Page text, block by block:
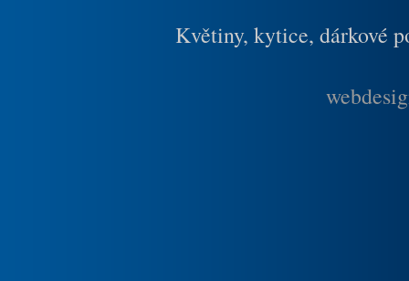
Květiny, kytice, dárkové